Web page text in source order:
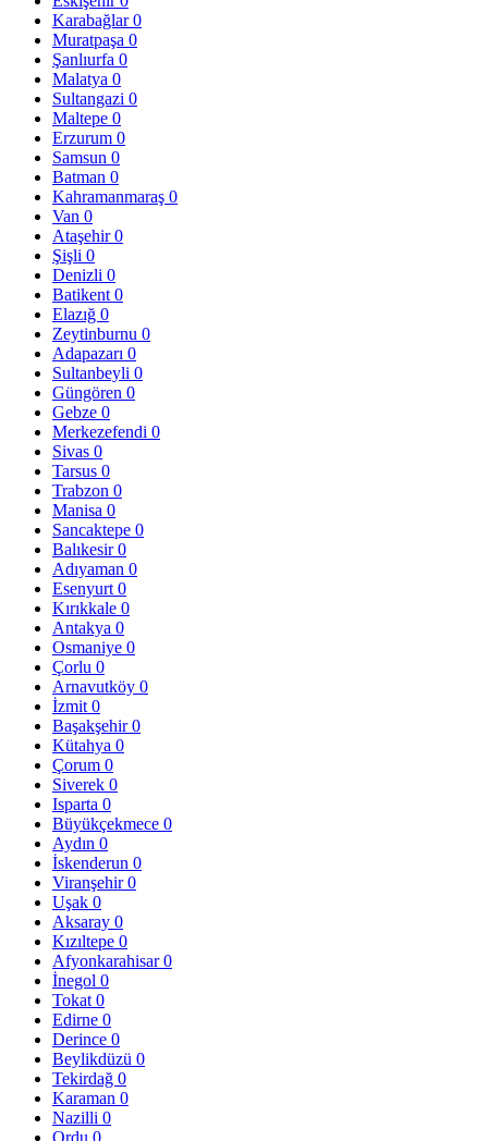
Karabağlar0
Muratpaşa 0
Şanlıurfa 0
Malatya 0
Sultangazi 0
Maltepe 0
Erzurum 0
Samsun 0
Batman 0
Kahramanmaraş 0
Van 0
Ataşehir0
Şişli 0
Denizli 0
Batikent 0
Elazığ 0
Zeytinburnu 0
Adapazarı 0
Sultanbeyli 0
Güngören 0
Gebze 0
Merkezefendi 0
Sivas 0
Tarsus 0
Trabzon 0
Manisa 0
Sancaktepe 0
Balıkesir0
Adıyaman 0
Esenyurt 0
Kırıkkale 0
Antakya 0
Osmaniye 0
Çorlu 0
Arnavutköy 0
İzmit 0
Başakşehir0
Kütahya 0
Çorum 0
Siverek 0
Isparta 0
Büyükçekmece 0
Aydın 0
İskenderun 0
Viranşehir0
Uşak 0
Aksaray 0
Kızıltepe 0
Afyonkarahisar0
İnegol 0
Tokat 0
Edirne 0
Derince 0
Beylikdüzü 0
Tekirdağ 0
Karaman 0
Nazilli 0
Ordu 0